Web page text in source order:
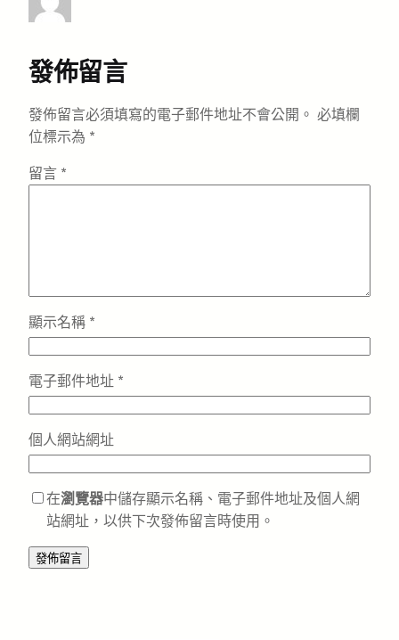
發佈留言
發佈留言必須填寫的電子郵件地址不會公開。 必填欄
位標示為 *
留言 *
顯示名稱 *
電子郵件地址 *
個人網站網址
在瀏覽器中儲存顯示名稱、電子郵件地址及個人網
站網址，以供下次發佈留言時使用。